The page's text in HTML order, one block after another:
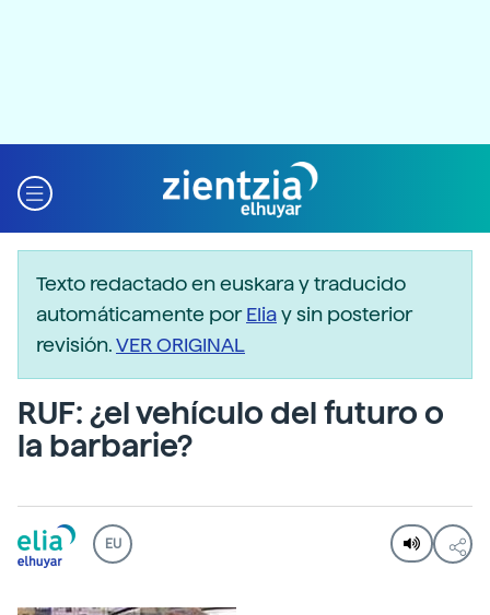
Texto redactado en euskara y traducido
automáticamente porEliay sin posterior
revisión.VER ORIGINAL
RUF: ¿el vehículo del futuro o
la barbarie?
EU